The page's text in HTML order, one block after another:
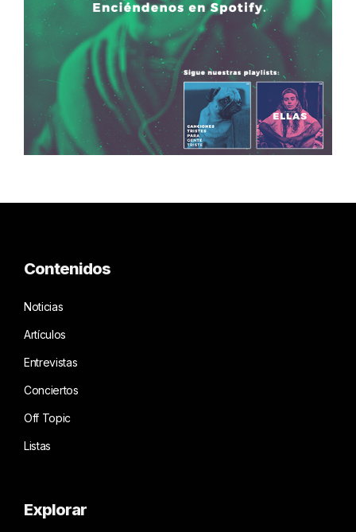
Contenidos
Noticias
Artículos
Entrevistas
Conciertos
Off Topic
Listas
Explorar